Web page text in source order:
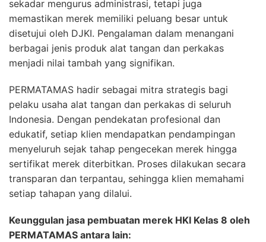
sekadar mengurus administrasi, tetapi juga
memastikan merek memiliki peluang besar untuk
disetujui oleh DJKI. Pengalaman dalam menangani
berbagai jenis produk alat tangan dan perkakas
menjadi nilai tambah yang signifikan.
PERMATAMAS hadir sebagai mitra strategis bagi
pelaku usaha alat tangan dan perkakas di seluruh
Indonesia. Dengan pendekatan profesional dan
edukatif, setiap klien mendapatkan pendampingan
menyeluruh sejak tahap pengecekan merek hingga
sertifikat merek diterbitkan. Proses dilakukan secara
transparan dan terpantau, sehingga klien memahami
setiap tahapan yang dilalui.
Keunggulan jasa pembuatan merek HKI Kelas 8 oleh
PERMATAMAS antara lain: